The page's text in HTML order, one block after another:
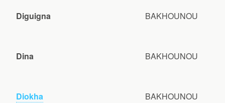
Diguigna BAKHOUNOU
Dina BAKHOUNOU
Diokha BAKHOUNOU